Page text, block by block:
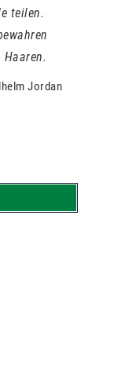
teilen.
Jordan